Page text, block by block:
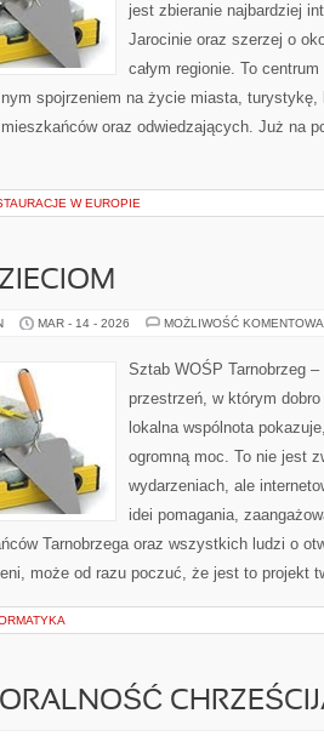
jest zbieranie najbardziej
Jarocinie oraz szerzej o
całym regionie. To
spojrzeniem na życie miasta, turystykę,
oraz odwiedzających. Już na
W EUROPIE
MAR - 14 - 2026 MOŻLIWOŚĆ
Sztab WOŚP Tarnobrzeg
przestrzeń, w którym
lokalna wspólnota
ogromną moc. To nie jest
wydarzeniach, ale
idei pomagania,
Tarnobrzega oraz wszystkich ludzi o
może od razu poczuć, że jest to projekt